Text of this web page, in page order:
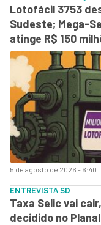
5 de agosto de 2026 - 6:40
Lotofácil 3753
Sudeste; Mega-
atinge R$ 150
ENTREVISTA SD
Taxa Selic vai
decidido no